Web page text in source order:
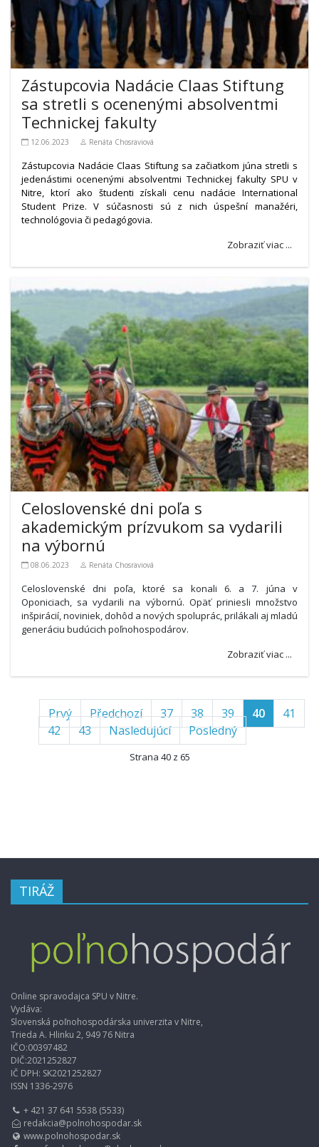
Zástupcovia Nadácie Claas Stiftung
sa stretli s ocenenými absolventmi
Technickej fakulty
12.06.2023 Renáta Chosraviová
Zástupcovia Nadácie Claas Stiftung sa začiatkom júna stretli s
jedenástimi ocenenými absolventmi Technickej fakulty SPU v
Nitre, ktorí ako študenti získali cenu nadácie International
Student Prize. V súčasnosti sú z nich úspešní manažéri,
technológovia či pedagógovia.
Zobraziť viac ...
Celoslovenské dni poľa s
akademickým prízvukom sa vydarili
na výbornú
08.06.2023 Renáta Chosraviová
Celoslovenské dni poľa, ktoré sa konali 6. a 7. júna v
Oponiciach, sa vydarili na výbornú. Opäť priniesli množstvo
inšpirácií, noviniek, dohôd a nových spoluprác, prilákali aj mladú
generáciu budúcich poľnohospodárov.
Zobraziť viac ...
Strana 40 z 65
Prvý Předchozí 37 38 39 40
41
42
43 Nasledujúcí Posledný
TIRÁŽ
Online spravodajca SPU v Nitre.
Vydáva:
Slovenská poľnohospodárska univerzita v Nitre,
Trieda A. Hlinku 2, 949 76 Nitra
IČO:00397482
DIČ:2021252827
IČ DPH: SK2021252827
ISSN 1336-2976
+ 421 37 641 5538 (5533)
redakcia@polnohospodar.sk
www.polnohospodar.sk